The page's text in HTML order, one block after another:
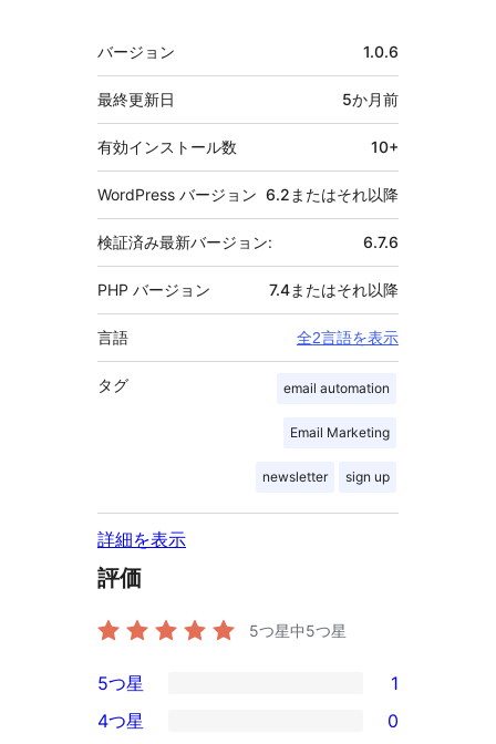
メ
タ
バージョン 1.0.6
最終更新日 5か月前
有効インストール数 10+
WordPress バージョン 6.2またはそれ以降
検証済み最新バージョン: 6.7.6
PHP バージョン 7.4またはそれ以降
言語 全2言語を表示
タグ email automation
Email Marketing
newsletter sign up
詳細を表示
評価
5つ星中5つ星
1
5-
5つ星 1
4つ星 0